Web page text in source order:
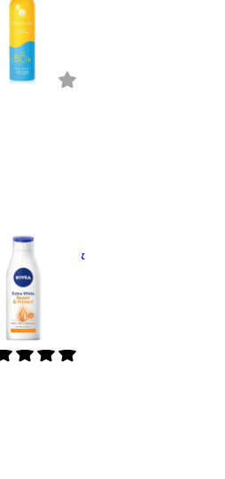
PA++++
4.0
Repair &
Lotion
4.6